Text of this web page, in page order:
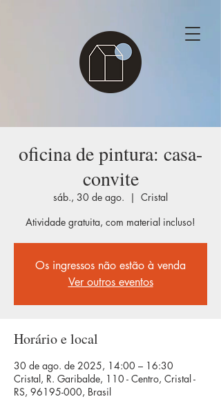
oficina de pintura: casa-
convite
sáb., 30 de ago.
  |
Cristal
Atividade gratuita, com material incluso!
Os ingressos não estão à venda
Ver outros eventos
Horário e local
30 de ago. de 2025, 14:00 – 16:30
Cristal, R. Garibalde, 110 - Centro, Cristal -
RS, 96195-000, Brasil